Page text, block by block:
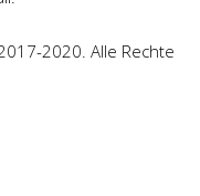
2020. Alle Rechte